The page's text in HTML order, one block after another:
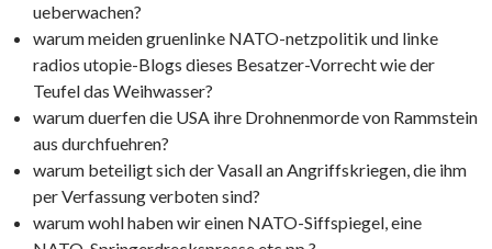
ueberwachen?
warum meiden gruenlinke NATO-netzpolitik und linke
radios utopie-Blogs dieses Besatzer-Vorrecht wie der
Teufel das Weihwasser?
warum duerfen die USA ihre Drohnenmorde von Rammstein
aus durchfuehren?
warum beteiligt sich der Vasall an Angriffskriegen, die ihm
per Verfassung verboten sind?
warum wohl haben wir einen NATO-Siffspiegel, eine